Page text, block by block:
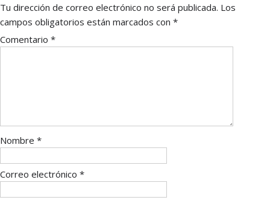
Tu dirección de correo electrónico no será publicada. Los
campos obligatorios están marcados con *
Comentario *
Nombre *
Correo electrónico *